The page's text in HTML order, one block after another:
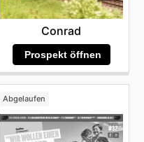
Conrad
Prospekt öffnen
Abgelaufen